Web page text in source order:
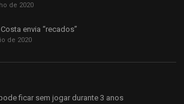
de 2020
envia “recados”
de 2020
ficar sem jogar durante 3 anos